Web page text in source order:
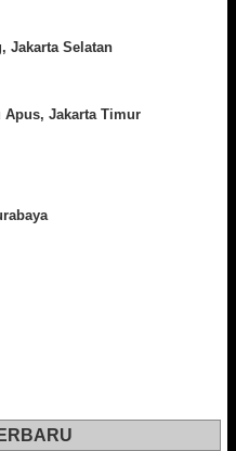
Jakarta Selatan
Jakarta Timur